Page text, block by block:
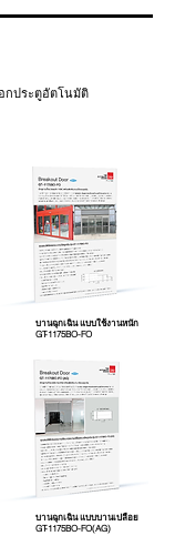
กประตูอัตโนมัติ
บานฉุกเฉิน แบบใช้งานหนัก
GT-1175BO-FO
บานฉุกเฉิน แบบบานเปลือย
GT-1175BO-FO(AG)